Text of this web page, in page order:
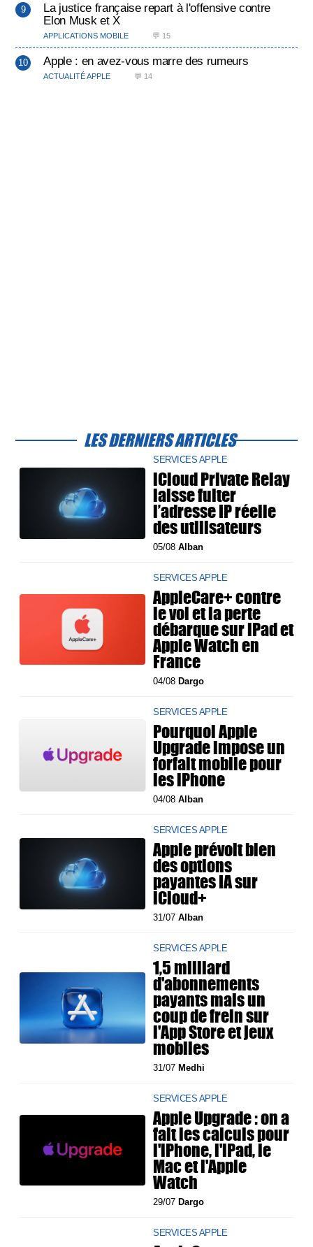
La justice française repart à l'offensive contre
Elon Musk et X
APPLICATIONS MOBILE 💬 15
Apple : en avez-vous marre des rumeurs
ACTUALITÉ APPLE 💬 14
LES DERNIERS ARTICLES
SERVICES APPLE
iCloud Private Relay
laisse fuiter
l’adresse IP réelle
des utilisateurs
05/08Alban
SERVICES APPLE
AppleCare+ contre
le vol et la perte
débarque sur iPad et
Apple Watch en
France
04/08 Dargo
SERVICES APPLE
Pourquoi Apple
Upgrade impose un
forfait mobile pour
les iPhone
04/08Alban
SERVICES APPLE
Apple prévoit bien
des options
payantes IA sur
iCloud+
31/07Alban
SERVICES APPLE
1,5 milliard
d'abonnements
payants mais un
coup de frein sur
l'App Store et jeux
mobiles
31/07 Medhi
SERVICES APPLE
Apple Upgrade : on a
fait les calculs pour
l'iPhone, l'iPad, le
Mac et l'Apple
Watch
29/07 Dargo
SERVICES APPLE